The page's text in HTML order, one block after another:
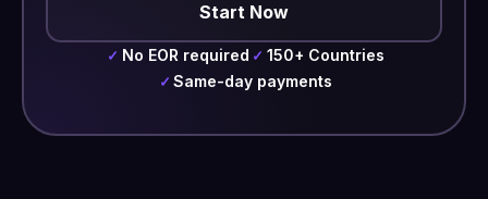
Start Now
✓ No EOR required ✓ 150+ Countries
✓ Same-day payments